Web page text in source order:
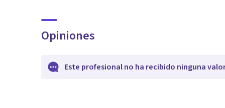
Opiniones
Este profesional no ha recibido ninguna